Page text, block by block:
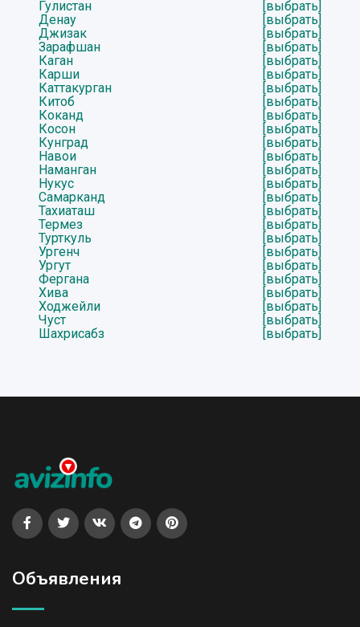
Гулистан
[выбрать]
Денау
[выбрать]
Джизак
[выбрать]
Зарафшан
[выбрать]
Каган
[выбрать]
Карши
[выбрать]
Каттакурган
[выбрать]
Китоб
[выбрать]
Коканд
[выбрать]
Косон
[выбрать]
Кунград
[выбрать]
Навои
[выбрать]
Наманган
[выбрать]
Нукус
[выбрать]
Самарканд
[выбрать]
Тахиаташ
[выбрать]
Термез
[выбрать]
Турткуль
[выбрать]
Ургенч
[выбрать]
Ургут
[выбрать]
Фергана
[выбрать]
Хива
[выбрать]
Ходжейли
[выбрать]
Чуст
[выбрать]
Шахрисабз
[выбрать]
Объявления